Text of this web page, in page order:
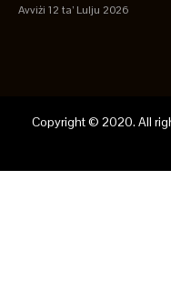
Avviżi 12 ta’ Lulju 2026
Copyright © 2020. All